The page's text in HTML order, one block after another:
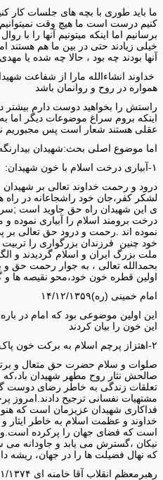
ما باید طوری با بچه های جلسات کار
کنیم درست است ما هیچ وقت
برسانیم اما اینکه میتونیم آنها را با
خیلی زیادند حتی در بین ما هم هستند
آنها بودند چه بود ، حالا چه شده یا
خداوند انشاءالله مارا از شفاعت
همواره در روح و روانمان باشد
راستش را بخواهید دوست دارم بیشتر
اینکه بروم سراغ موضوعات دیگر اما
عقلی هستند شعار است پس مجبوریم
اما موضوع اصلی بحث:شهیدان
۱-آبیاری درخت اسلام با خون شهیدان:
درود و رحمت خداوند تعالی بر شهیدان
لشکر کفر،جان خود راشجاعانه در
ی این شهیدان راه حق جاوید است ;
درخت برومند اسلام را آبیاری نموده
نموده اند .رحمت و درود حق تعالی بر
خود چنین فرزندان بزرگواری را
ملت بزرگ ایران و اسلام گردیدند و
بحمدالله تعالی ، به جوار رحمت حق
اولین قطره خون خود،محو نقیصه ها و
امام خمینی (ره)۱۴/۱۲/۱۳۵۹
این اولین موضوعی بود که امام در
این خون را بیان کردند
۲-اهتزاز پرچم اسلام به برکت خون پاک شهیدان:
صلوات و سلام حضرت حق متعال و
صالحش نثار روح مطهر شهیدان باد،که
تعلقات زندگی به خاطر رضای دوست
مشتهیات نفسانی ترجیح دادند.امروز
فداکاری شهیدان عزیزمان است که
خداوند و عظمت اسلام به خاطر ایثار
است که فضای جهان را پرکرده است.و
نیکان ،گسترش می یابد و جاودانه
که نهال فضیلت ها را در جهان، ریشه
رهبرمعظم انقلاب آقا خامنه ای ۱۹/۱۱/۱۳۷۴